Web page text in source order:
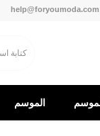
help@foryoumoda.com
الموسم